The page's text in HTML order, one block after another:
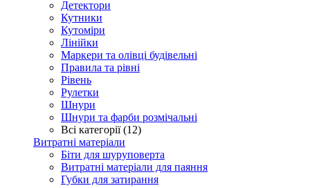
Детектори
Кутники
Кутоміри
Лінійки
Маркери та олівці будівельні
Правила та рівні
Рівень
Рулетки
Шнури
Шнури та фарби розмічальні
Всі категорії (12)
Витратні матеріали
Біти для шуруповерта
Витратні матеріали для паяння
Губки для затирання